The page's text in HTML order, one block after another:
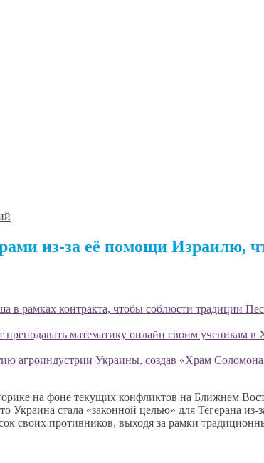
из-за её помощи Израилю,
рамках контракта, чтобы соблюсти традиции
математику онлайн своим ученикам в
агроиндустрии Украины, создав «Храм
на фоне текущих конфликтов на Ближнем
стала «законной целью» для Тегерана
своих противников, выходя за рамки